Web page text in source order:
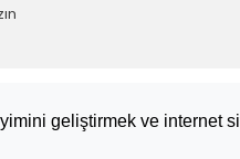
geliştirmek ve internet